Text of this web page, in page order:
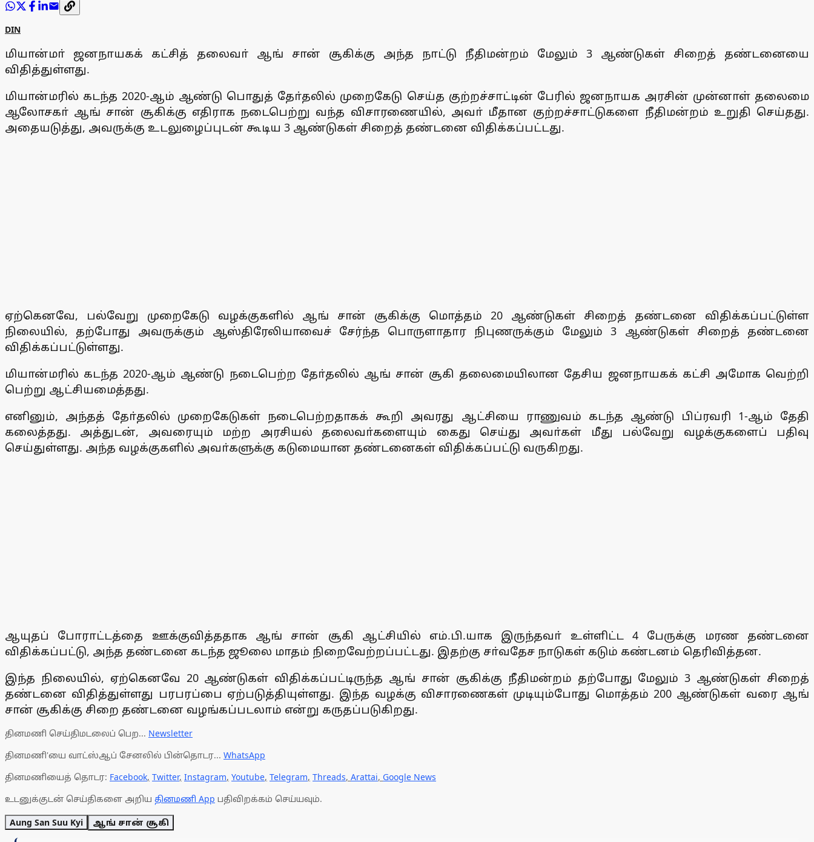
DIN
மியான்மா் ஜனநாயகக் கட்சித் தலைவா் ஆங் சான் சூகிக்கு அந்த நாட்டு நீதிமன்றம் மேலும் 3 ஆண்டுகள் சிறைத் தண்டனையை
விதித்துள்ளது.
மியான்மரில் கடந்த 2020-ஆம் ஆண்டு பொதுத் தோ்தலில் முறைகேடு செய்த குற்றச்சாட்டின் பேரில் ஜனநாயக அரசின் முன்னாள் தலைமை
ஆலோசகா் ஆங் சான் சூகிக்கு எதிராக நடைபெற்று வந்த விசாரணையில், அவா் மீதான குற்றச்சாட்டுகளை நீதிமன்றம் உறுதி செய்தது.
அதையடுத்து, அவருக்கு உடலுழைப்புடன் கூடிய 3 ஆண்டுகள் சிறைத் தண்டனை விதிக்கப்பட்டது.
ஏற்கெனவே, பல்வேறு முறைகேடு வழக்குகளில் ஆங் சான் சூகிக்கு மொத்தம் 20 ஆண்டுகள் சிறைத் தண்டனை விதிக்கப்பட்டுள்ள
நிலையில், தற்போது அவருக்கும் ஆஸ்திரேலியாவைச் சேர்ந்த பொருளாதார நிபுணருக்கும் மேலும் 3 ஆண்டுகள் சிறைத் தண்டனை
விதிக்கப்பட்டுள்ளது.
மியான்மரில் கடந்த 2020-ஆம் ஆண்டு நடைபெற்ற தோ்தலில் ஆங் சான் சூகி தலைமையிலான தேசிய ஜனநாயகக் கட்சி அமோக வெற்றி
பெற்று ஆட்சியமைத்தது.
எனினும், அந்தத் தோ்தலில் முறைகேடுகள் நடைபெற்றதாகக் கூறி அவரது ஆட்சியை ராணுவம் கடந்த ஆண்டு பிப்ரவரி 1-ஆம் தேதி
கலைத்தது. அத்துடன், அவரையும் மற்ற அரசியல் தலைவா்களையும் கைது செய்து அவா்கள் மீது பல்வேறு வழக்குகளைப் பதிவு
செய்துள்ளது. அந்த வழக்குகளில் அவா்களுக்கு கடுமையான தண்டனைகள் விதிக்கப்பட்டு வருகிறது.
ஆயுதப் போராட்டத்தை ஊக்குவித்ததாக ஆங் சான் சூகி ஆட்சியில் எம்.பி.யாக இருந்தவா் உள்ளிட்ட 4 பேருக்கு மரண தண்டனை
விதிக்கப்பட்டு, அந்த தண்டனை கடந்த ஜூலை மாதம் நிறைவேற்றப்பட்டது. இதற்கு சா்வதேச நாடுகள் கடும் கண்டனம் தெரிவித்தன.
இந்த நிலையில், ஏற்கெனவே 20 ஆண்டுகள் விதிக்கப்பட்டிருந்த ஆங் சான் சூகிக்கு நீதிமன்றம் தற்போது மேலும் 3 ஆண்டுகள் சிறைத்
தண்டனை விதித்துள்ளது பரபரப்பை ஏற்படுத்தியுள்ளது. இந்த வழக்கு விசாரணைகள் முடியும்போது மொத்தம் 200 ஆண்டுகள் வரை ஆங்
சான் சூகிக்கு சிறை தண்டனை வழங்கப்படலாம் என்று கருதப்படுகிறது.
தினமணி செய்திமடலைப் பெற... Newsletter
தினமணி'யை வாட்ஸ்ஆப் சேனலில் பின்தொடர... WhatsApp
தினமணியைத் தொடர: Facebook, Twitter, Instagram, Youtube, Telegram, Threads, Arattai, Google News
உடனுக்குடன் செய்திகளை அறிய தினமணி App பதிவிறக்கம் செய்யவும்.
Aung San Suu Kyi ஆங் சான் சூகி